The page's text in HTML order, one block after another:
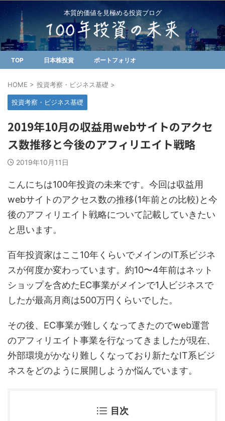
本質的価値を見極める投資ブログ
TOP 日本株投資 ポートフォリオ
HOME > 投資考察・ビジネス基礎 >
投資考察・ビジネス基礎
2019年10月の収益用webサイトのアクセ
ス数推移と今後のアフィリエイト戦略
2019年10月11日
こんにちは100年投資の未来です。今回は収益用
webサイトのアクセス数の推移(1年前との比較)と今
後のアフィリエイト戦略について記載していきたい
と思います。
百年投資家はここ10年くらいでメインのIT系ビジネ
スが何度か変わっています。約10〜4年前はネット
ショップを含めたEC事業がメインで1人ビジネスで
したが最高月商は500万円くらいでした。
その後、EC事業が難しくなってきたのでweb運営
のアフィリエイト事業を行なってきましたが現在、
外部環境がかなり難しくなっており新たなIT系ビジ
ネスをどのように展開しようか悩んでいます。
目次